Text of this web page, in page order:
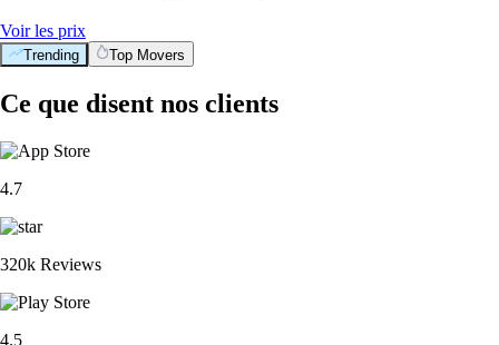
Voir les prix
Trending Top Movers
Ce que disent nos clients
4.7
320k Reviews
4.5